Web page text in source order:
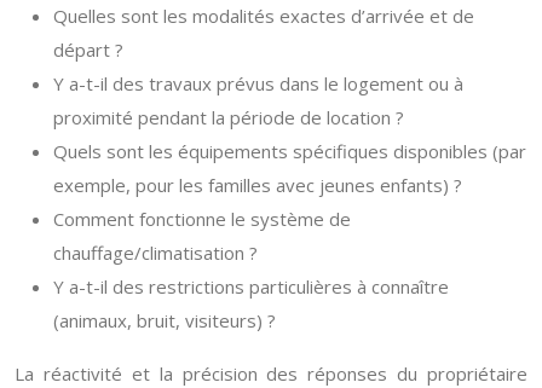
Quelles sont les modalités exactes d’arrivée et de
départ ?
Y a-t-il des travaux prévus dans le logement ou à
proximité pendant la période de location ?
Quels sont les équipements spécifiques disponibles (par
exemple, pour les familles avec jeunes enfants) ?
Comment fonctionne le système de
chauffage/climatisation ?
Y a-t-il des restrictions particulières à connaître
(animaux, bruit, visiteurs) ?
La réactivité et la précision des réponses du propriétaire